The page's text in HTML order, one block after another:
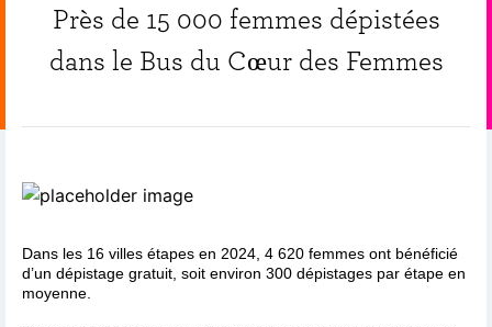
Près de 15 000 femmes dépistées
dans le Bus du Cœur des Femmes
Dans les 16 villes étapes en 2024, 4 620 femmes ont bénéficié
d’un dépistage gratuit, soit environ 300 dépistages par étape en
moyenne.